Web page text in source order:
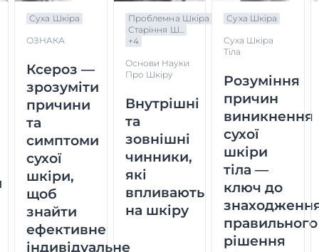
Суха Шкіра
ОЗНАКА
Ксероз —
зрозуміти
причини
та
симптоми
сухої
шкіри,
щоб
знайти
ефективне
індивідуальне
Проблемна Шкіра
Старіння Ш...
+4
Основи Науки
Про Шкіру
Внутрішні
та
зовнішні
чинники,
які
впливають
на шкіру
Суха Шкіра
Суха Шкіра
Тіла
Розуміння
причин
виникнення
сухої
шкіри
тіла —
ключ до
правильного
рішення